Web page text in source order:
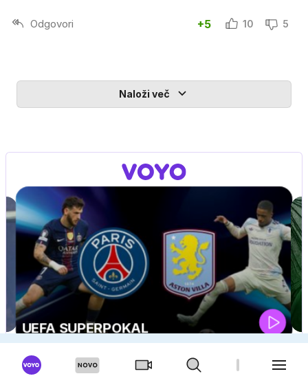
Odgovori +5 10 5
Naloži več
ZUFFA BOXING 10
V živo na VOYO: sobota ob 20.00